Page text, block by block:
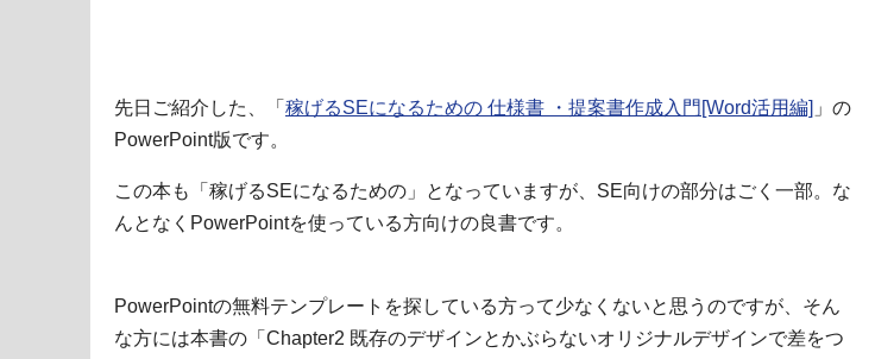
先日ご紹介した、「 稼げるSEになるための 仕様書 ・提案書作成入門[Word活用編] 」の
PowerPoint版です。
この本も「稼げるSEになるための」となっていますが、SE向けの部分はごく一部。な
んとなくPowerPointを使っている方向けの良書です。
PowerPointの無料テンプレートを探している方って少なくないと思うのですが、そん
な方には本書の「Chapter2 既存のデザインとかぶらないオリジナルデザインで差をつ